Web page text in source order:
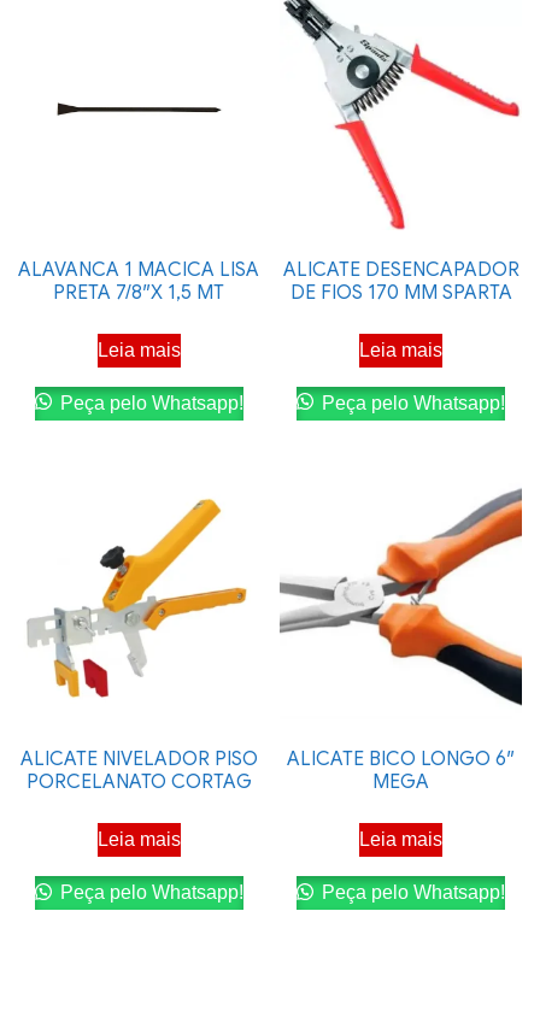
ALAVANCA 1 MACICA LISA
PRETA 7/8″X 1,5 MT
Leia mais
Peça pelo Whatsapp!
ALICATE DESENCAPADOR
DE FIOS 170 MM SPARTA
Leia mais
Peça pelo Whatsapp!
ALICATE NIVELADOR PISO
PORCELANATO CORTAG
Leia mais
Peça pelo Whatsapp!
ALICATE BICO LONGO 6″
MEGA
Leia mais
Peça pelo Whatsapp!